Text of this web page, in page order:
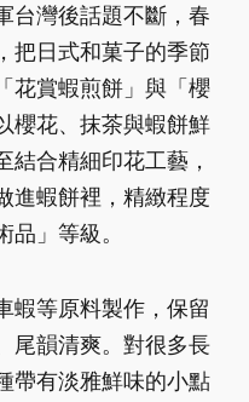
台灣後話題不斷，春
把日式和菓子的季節
花賞蝦煎餅」與「櫻
櫻花、抹茶與蝦餅鮮
結合精細印花工藝，
進蝦餅裡，精緻程度
」等級。
蝦等原料製作，保留
尾韻清爽。對很多長
帶有淡雅鮮味的小點